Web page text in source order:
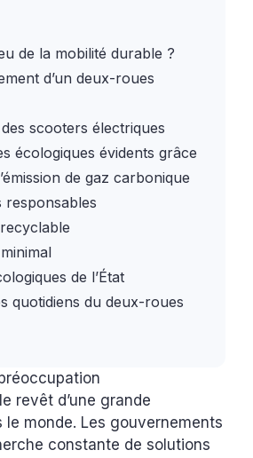
de la mobilité durable ?
d’un deux-roues
des scooters électriques
écologiques évidents grâce
de gaz carbonique
responsables
de l’État
quotidiens du deux-roues
revêt d’une grande
le monde. Les gouvernements
constante de solutions